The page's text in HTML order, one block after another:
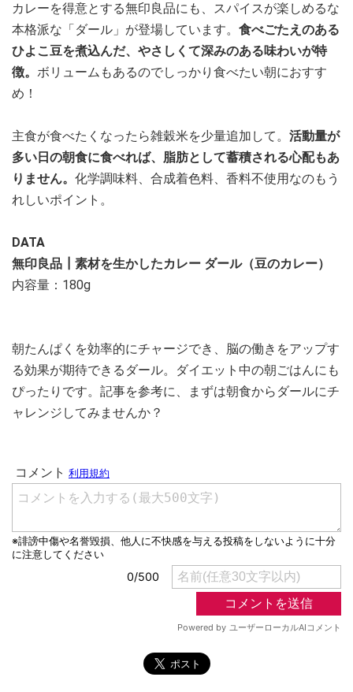
カレーを得意とする無印良品にも、スパイスが楽しめるな
本格派な「ダール」が登場しています。 食べごたえのある
ひよこ豆を煮込んだ、やさしくて深みのある味わいが特
徴。 ボリュームもあるのでしっかり食べたい朝におすす
め！
主食が食べたくなったら雑穀米を少量追加して。 活動量が
多い日の朝食に食べれば、脂肪として蓄積される心配もあ
りません。 化学調味料、合成着色料、香料不使用なのもう
れしいポイント。
DATA
無印良品┃素材を生かしたカレー ダール（豆のカレー）
内容量：180g
朝たんぱくを効率的にチャージでき、脳の働きをアップす
る効果が期待できるダール。ダイエット中の朝ごはんにも
ぴったりです。記事を参考に、まずは朝食からダールにチ
ャレンジしてみませんか？